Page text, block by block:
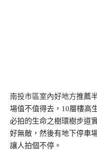
南投市區室內好地方推薦
場值不值得去，10層樓高
必拍的生命之樹環樹步道
好無敵，然後有地下停車
讓人拍個不停。